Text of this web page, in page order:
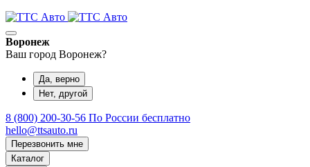
Воронеж
Ваш город Воронеж?
Да, верно
Нет, другой
8 (800) 200-30-56 По России бесплатно
hello@ttsauto.ru
Перезвонить мне
Каталог